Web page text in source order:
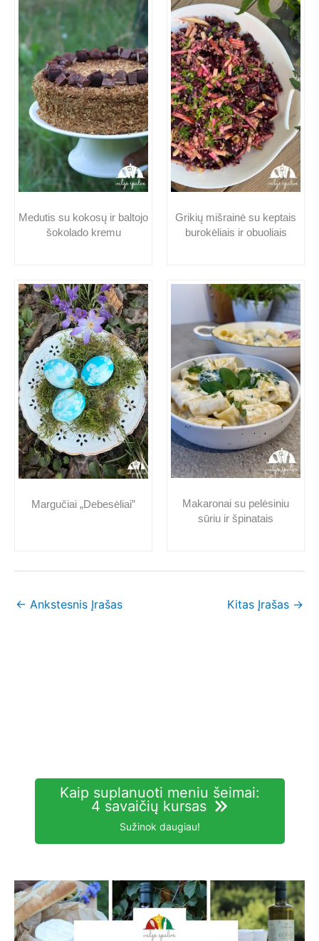
Medutis su kokosų ir baltojo
šokolado kremu
Grikių mišrainė su keptais
burokėliais ir obuoliais
Margučiai „Debesėliai”
Makaronai su pelėsiniu
sūriu ir špinatais
← Ankstesnis Įrašas Kitas Įrašas →
Kaip suplanuoti meniu šeimai:
4 savaičių kursas
Sužinok daugiau!